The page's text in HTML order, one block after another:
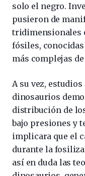
solo el negro.
pusieron de
tridimensionales
fósiles,
más complejas
A su vez,
dinosaurios
distribución de
bajo presiones y
implicara que el
durante la
así en duda las